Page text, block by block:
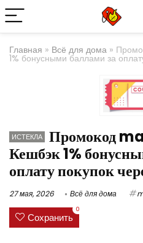
Главная » Всё для дома »
1% бонусными баллами за
ИСТЕКЛА
Промокод
Кешбэк 1%
оплату покупок
27 мая, 2026 Всё для дома
Сохранить
0